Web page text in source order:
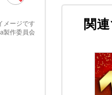
メージです
作委員会
関